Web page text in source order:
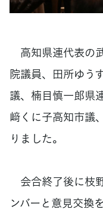
高知県連代表の
院議員、田所ゆう
議、楠目慎一郎県
﨑くに子高知市議
りました。
会合終了後に枝
ンバーと意見交換